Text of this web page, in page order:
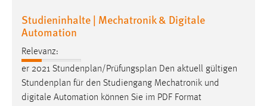
Studieninhalte | Mechatronik & Digitale
Automation
Relevanz:
er 2021 Stundenplan/Prüfungsplan Den aktuell gültigen
Stundenplan für den Studiengang Mechatronik und
digitale Automation können Sie im PDF Format